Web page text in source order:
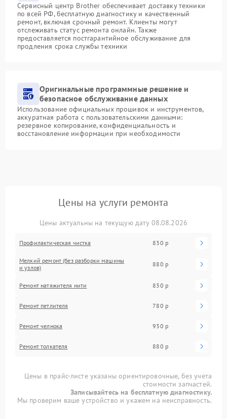
Сервисный центр Brother обеспечивает доставку техники
по всей РФ, бесплатную диагностику и качественный
ремонт, включая срочный ремонт. Клиенты могут
отслеживать статус ремонта онлайн. Также
предоставляется постгарантийное обслуживание для
продления срока службы техники
Оригинальные программные решение и
безопасное обслуживание данных
Использование официальных прошивок и инструментов,
аккуратная работа с пользовательскими данными:
резервное копирование, конфиденциальность и
восстановление информации при необходимости
Цены на услуги ремонта
Цены актуальны на текущую дату 08.08.2026
Профилактическая чистка 830 р
Мелкий ремонт (без разборки машины
и узлов)
880 р
Ремонт натяжителя нити 830 р
Ремонт петлителя 780 р
Ремонт челнока 930 р
Ремонт толкателя 880 р
Цены в прайс-листе указаны ориентировочные, без учета
стоимости запчастей.
Записывайтесь на бесплатную диагностику.
Мы проверим ваше устройство и укажем на неисправность.